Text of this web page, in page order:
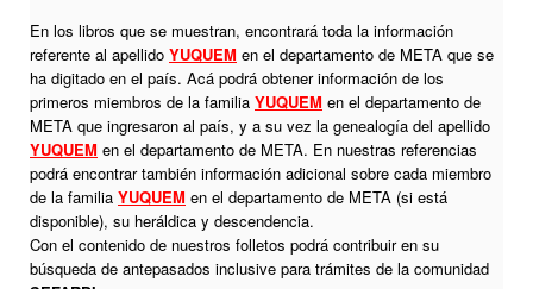
En los libros que se muestran, encontrará toda la información
referente al apellido YUQUEM en el departamento de META que se
ha digitado en el país. Acá podrá obtener información de los
primeros miembros de la familia YUQUEM en el departamento de
META que ingresaron al país, y a su vez la genealogía del apellido
YUQUEM en el departamento de META. En nuestras referencias
podrá encontrar también información adicional sobre cada miembro
de la familia YUQUEM en el departamento de META (si está
disponible), su heráldica y descendencia.
Con el contenido de nuestros folletos podrá contribuir en su
búsqueda de antepasados inclusive para trámites de la comunidad